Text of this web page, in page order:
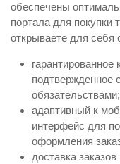
обеспечены
портала для покупки
открываете для
гарантированное
подтвержденное
обязательствами;
адаптивный к
интерфейс для
оформления
доставка